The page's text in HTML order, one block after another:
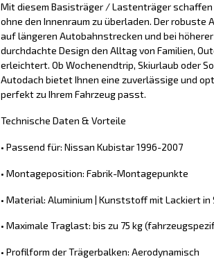
Mit diesem Basisträger / Lastenträger schaffen
ohne den Innenraum zu überladen. Der
auf längeren Autobahnstrecken und bei
durchdachte Design den Alltag von Familien,
erleichtert. Ob Wochenendtrip, Skiurlaub oder
Autodach bietet Ihnen eine zuverlässige und
perfekt zu Ihrem Fahrzeug passt.
Technische Daten & Vorteile
• Passend für: Nissan Kubistar 1996-2007
• Montageposition: Fabrik-Montagepunkte
• Material: Aluminium | Kunststoff mit Lackiert in
• Maximale Traglast: bis zu 75 kg
• Profilform der Trägerbalken: Aerodynamisch